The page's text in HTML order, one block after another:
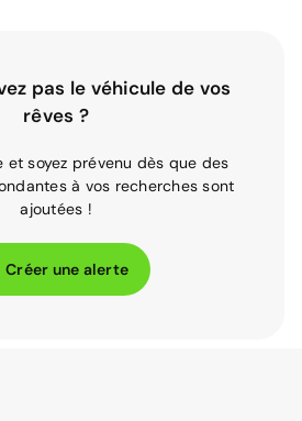
pas le véhicule de vos
rêves ?
et soyez prévenu dès que des
à vos recherches sont
ajoutées !
Créer une alerte